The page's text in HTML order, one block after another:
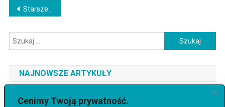
Cenimy Twoją prywatność.
Nawigacja
po
wpisach
Starsze wpisy
Szukaj:
NAJNOWSZE ARTYKUŁY
Jaki telefon do 3500 zł wybrać? Ranking najlepszych modeli